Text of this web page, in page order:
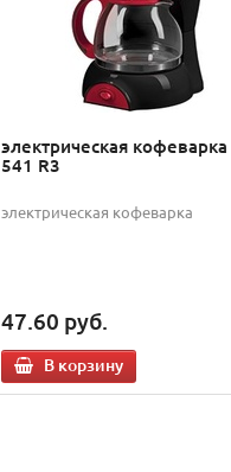
электрическая кофеварка
541 R3
электрическая кофеварка
47.60 руб.
В корзину